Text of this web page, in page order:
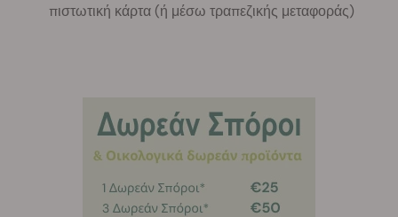
πιστωτική κάρτα (ή μέσω τραπεζικής μεταφοράς)